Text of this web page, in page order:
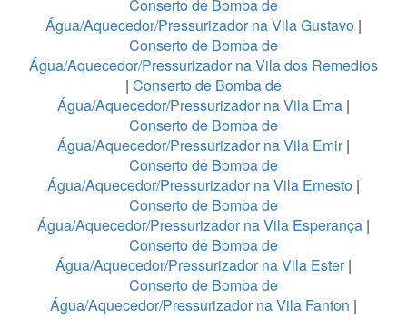
Conserto de Bomba de
Água/Aquecedor/Pressurizador na Vila Gustavo |
Conserto de Bomba de
Água/Aquecedor/Pressurizador na Vila dos Remedios
| Conserto de Bomba de
Água/Aquecedor/Pressurizador na Vila Ema |
Conserto de Bomba de
Água/Aquecedor/Pressurizador na Vila Emir|
Conserto de Bomba de
Água/Aquecedor/Pressurizador na Vila Ernesto |
Conserto de Bomba de
Água/Aquecedor/Pressurizador na Vila Esperança |
Conserto de Bomba de
Água/Aquecedor/Pressurizador na Vila Ester|
Conserto de Bomba de
Água/Aquecedor/Pressurizador na Vila Fanton |